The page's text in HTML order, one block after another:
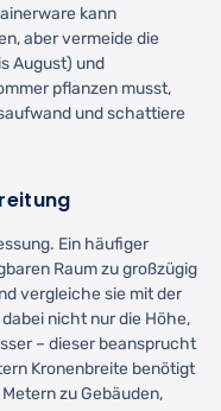
kann
aber vermeide die
August) und
pflanzen musst,
und schattiere
Ein häufiger
Raum zu großzügig
vergleiche sie mit der
nicht nur die Höhe,
– dieser beansprucht
Kronenbreite benötigt
zu Gebäuden,